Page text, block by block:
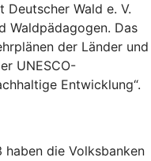
Wald e. V.
Waldpädagogen. Das
der Länder und
UNESCO-
Entwicklung“.
die Volksbanken